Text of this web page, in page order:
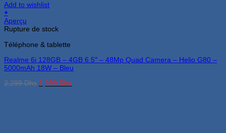
Add to wishlist
+
Aperçu
Rupture de stock
Téléphone & tablette
Realme 6i 128GB – 4GB 6.5″ – 48Mp Quad Camera – Helio G80 –
5000mAh 18W – Bleu
2,299Dhs Le
1,999 DhsLe